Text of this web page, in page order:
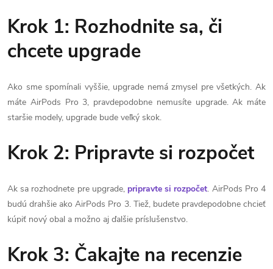
Krok 1: Rozhodnite sa, či
chcete upgrade
Ako sme spomínali vyššie, upgrade nemá zmysel pre všetkých. Ak
máte AirPods Pro 3, pravdepodobne nemusíte upgrade. Ak máte
staršie modely, upgrade bude veľký skok.
Krok 2: Pripravte si rozpočet
Ak sa rozhodnete pre upgrade, pripravte si rozpočet. AirPods Pro 4
budú drahšie ako AirPods Pro 3. Tiež, budete pravdepodobne chcieť
kúpiť nový obal a možno aj ďalšie príslušenstvo.
Krok 3: Čakajte na recenzie